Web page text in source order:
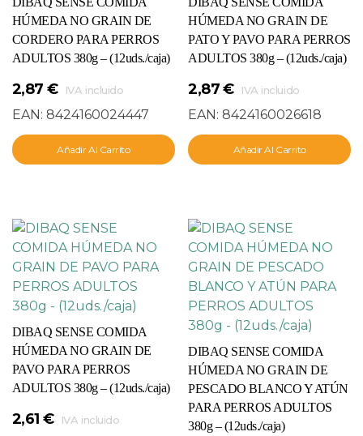
HÚMEDA NO GRAIN DE
CORDERO PARA PERROS
ADULTOS 380g – (12uds./caja)
2,87 € IVA incluido
EAN: 8424160024447
Añadir Al Carrito
HÚMEDA NO GRAIN DE
PATO Y PAVO PARA PERROS
ADULTOS 380g – (12uds./caja)
2,87€ IVA incluido
EAN:8424160026618
Añadir Al Carrito
DIBAQ SENSE COMIDA
HÚMEDA NO GRAIN DE
PAVO PARA PERROS
ADULTOS 380g – (12uds./caja)
2,61 € IVA incluido
DIBAQ SENSE COMIDA
HÚMEDA NO GRAIN DE
PESCADO BLANCO Y ATÚN
PARA PERROS ADULTOS
380g – (12uds./caja)